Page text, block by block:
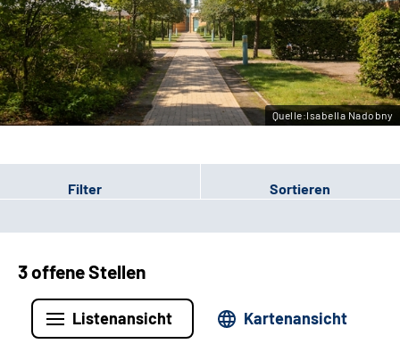
Suche
Leichte Sprache
Gebärdensprache
Quelle:Isabella Nadobny
Filter Sortieren
3 offene Stellen
Listenansicht Kartenansicht